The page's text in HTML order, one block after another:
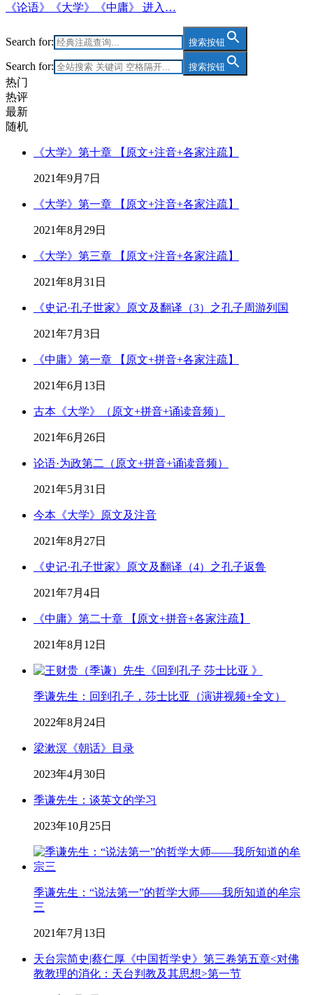
《论语》《大学》《中庸》 进入…
Search for: 搜索按钮
Search for: 搜索按钮
热门
热评
最新
随机
《大学》第十章 【原文+注音+各家注疏】
2021年9月7日
《大学》第一章 【原文+注音+各家注疏】
2021年8月29日
《大学》第三章 【原文+注音+各家注疏】
2021年8月31日
《史记·孔子世家》原文及翻译（3）之孔子周游列国
2021年7月3日
《中庸》第一章 【原文+拼音+各家注疏】
2021年6月13日
古本《大学》（原文+拼音+诵读音频）
2021年6月26日
论语·为政第二（原文+拼音+诵读音频）
2021年5月31日
今本《大学》原文及注音
2021年8月27日
《史记·孔子世家》原文及翻译（4）之孔子返鲁
2021年7月4日
《中庸》第二十章 【原文+拼音+各家注疏】
2021年8月12日
季谦先生：回到孔子，莎士比亚（演讲视频+全文）
2022年8月24日
梁漱溟《朝话》目录
2023年4月30日
季谦先生：谈英文的学习
2023年10月25日
季谦先生：“说法第一”的哲学大师——我所知道的牟宗
三
2021年7月13日
天台宗简史|蔡仁厚《中国哲学史》第三卷第五章<对佛
教教理的消化：天台判教及其思想>第一节